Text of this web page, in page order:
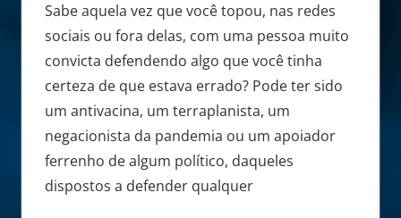
Sabe aquela vez que você topou, nas redes
sociais ou fora delas, com uma pessoa muito
convicta defendendo algo que você tinha
certeza de que estava errado? Pode ter sido
um antivacina, um terraplanista, um
negacionista da pandemia ou um apoiador
ferrenho de algum político, daqueles
dispostos a defender qualquer